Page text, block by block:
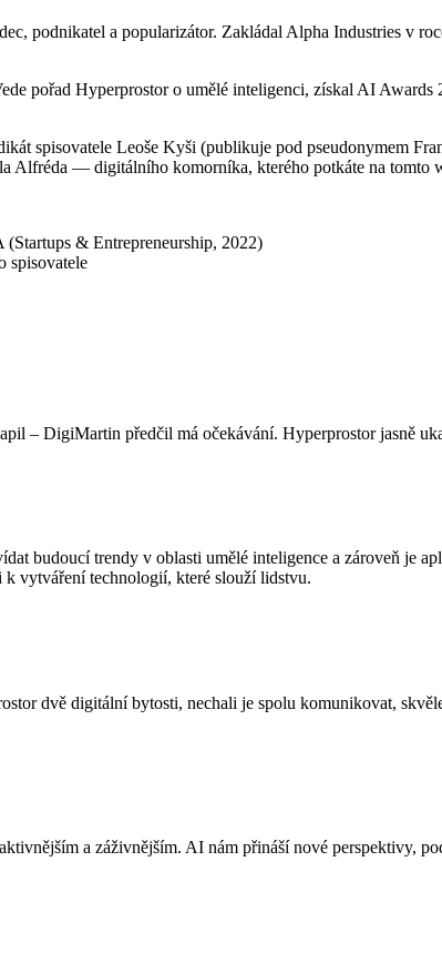
podnikatel a popularizátor. Zakládal Alpha Industries v
pořad Hyperprostor o umělé inteligenci, získal AI
spisovatele Leoše Kyši (publikuje pod pseudonymem
Alfréda — digitálního komorníka, kterého potkáte na tomto
& Entrepreneurship, 2022)
spisovatele
– DigiMartin předčil má očekávání. Hyperprostor jasně
budoucí trendy v oblasti umělé inteligence a zároveň je
k vytváření technologií, které slouží lidstvu.
dvě digitální bytosti, nechali je spolu komunikovat,
a záživnějším. AI nám přináší nové perspektivy,